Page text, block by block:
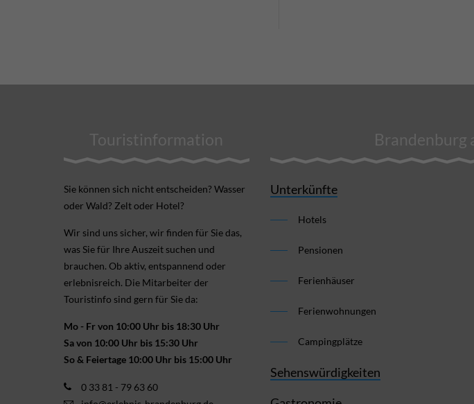
Touristinformation
Sie können sich nicht ent­scheiden? Wasser
oder Wald? Zelt oder Hotel?
Wir sind uns sicher, wir finden für Sie das,
was Sie für Ihre Aus­zeit suchen und
brauchen. Ob aktiv, ent­spannend oder
erlebnis­reich. Die Mitarbeiter der
Touristinfo sind gern für Sie da:
Mo - Fr von 10:00 Uhr bis 18:30 Uhr
Sa von 10:00 Uhr bis 15:30 Uhr
So & Feiertage 10:00 Uhr bis 15:00 Uhr
0 33 81 - 79 63 60
Brandenburg
Unterkünfte
Hotels
Pensionen
Ferienhäuser
Ferienwohnungen
Campingplätze
Sehenswürdigkeiten